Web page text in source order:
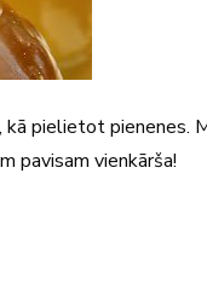
kā pielietot pienenes.
pavisam vienkārša!